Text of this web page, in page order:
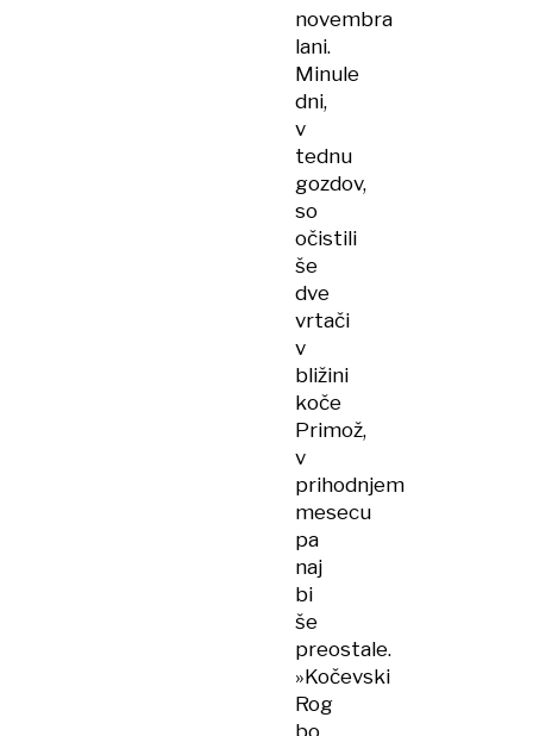
novembra
lani.
Minule
dni,
v
tednu
gozdov,
so
očistili
še
dve
vrtači
v
bližini
koče
Primož,
v
prihodnjem
mesecu
pa
naj
bi
še
preostale.
»Kočevski
Rog